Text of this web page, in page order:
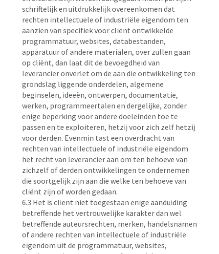
schriftelijk en uitdrukkelijk overeenkomen dat
rechten intellectuele of industriële eigendom ten
aanzien van specifiek voor cliënt ontwikkelde
programmatuur, websites, databestanden,
apparatuur of andere materialen, over zullen gaan
op cliënt, dan laat dit de bevoegdheid van
leverancier onverlet om de aan die ontwikkeling ten
grondslag liggende onderdelen, algemene
beginselen, ideeën, ontwerpen, documentatie,
werken, programmeertalen en dergelijke, zonder
enige beperking voor andere doeleinden toe te
passen en te exploiteren, hetzij voor zich zelf hetzij
voor derden. Evenmin tast een overdracht van
rechten van intellectuele of industriële eigendom
het recht van leverancier aan om ten behoeve van
zichzelf of derden ontwikkelingen te ondernemen
die soortgelijk zijn aan die welke ten behoeve van
cliënt zijn of worden gedaan.
6.3 Het is cliënt niet toegestaan enige aanduiding
betreffende het vertrouwelijke karakter dan wel
betreffende auteursrechten, merken, handelsnamen
of andere rechten van intellectuele of industriële
eigendom uit de programmatuur, websites,